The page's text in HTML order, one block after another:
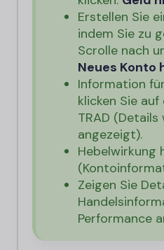
Erstellen Sie
indem Sie zu
Scrolle nach
Neues Konto
Information
klicken Sie
TRAD (Details
angezeigt).
Hebelwirkung
Zeigen Sie
Performance